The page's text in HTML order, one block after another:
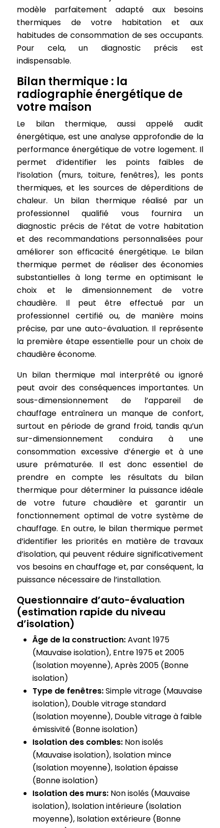
modèle parfaitement adapté aux besoins
thermiques de votre habitation et aux
habitudes de consommation de ses occupants.
Pour cela, un diagnostic précis est
indispensable.
Bilan thermique : la
radiographie énergétique de
votre maison
Le bilan thermique, aussi appelé audit
énergétique, est une analyse approfondie de la
performance énergétique de votre logement. Il
permet d’identifier les points faibles de
l’isolation (murs, toiture, fenêtres), les ponts
thermiques, et les sources de déperditions de
chaleur. Un bilan thermique réalisé par un
professionnel qualifié vous fournira un
diagnostic précis de l’état de votre habitation
et des recommandations personnalisées pour
améliorer son efficacité énergétique. Le bilan
thermique permet de réaliser des économies
substantielles à long terme en optimisant le
choix et le dimensionnement de votre
chaudière. Il peut être effectué par un
professionnel certifié ou, de manière moins
précise, par une auto-évaluation. Il représente
la première étape essentielle pour un choix de
chaudière économe.
Un bilan thermique mal interprété ou ignoré
peut avoir des conséquences importantes. Un
sous-dimensionnement de l’appareil de
chauffage entraînera un manque de confort,
surtout en période de grand froid, tandis qu’un
sur-dimensionnement conduira à une
consommation excessive d’énergie et à une
usure prématurée. Il est donc essentiel de
prendre en compte les résultats du bilan
thermique pour déterminer la puissance idéale
de votre future chaudière et garantir un
fonctionnement optimal de votre système de
chauffage. En outre, le bilan thermique permet
d’identifier les priorités en matière de travaux
d’isolation, qui peuvent réduire significativement
vos besoins en chauffage et, par conséquent, la
puissance nécessaire de l’installation.
Questionnaire d’auto-évaluation
(estimation rapide du niveau
d’isolation)
Âge de la construction:Avant 1975
(Mauvaise isolation), Entre 1975 et 2005
(Isolation moyenne), Après 2005 (Bonne
isolation)
Type de fenêtres:Simple vitrage (Mauvaise
isolation), Double vitrage standard
(Isolation moyenne), Double vitrage à faible
émissivité (Bonne isolation)
Isolation des combles: Non isolés
(Mauvaise isolation), Isolation mince
(Isolation moyenne), Isolation épaisse
(Bonne isolation)
Isolation des murs: Non isolés (Mauvaise
isolation), Isolation intérieure (Isolation
moyenne), Isolation extérieure (Bonne